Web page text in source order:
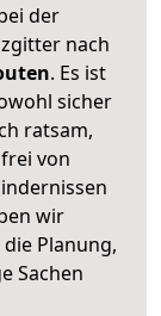
der
nach
. Es ist
sicher
ratsam,
von
wir
Planung,
Sachen